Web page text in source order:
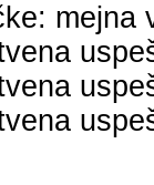
mejna